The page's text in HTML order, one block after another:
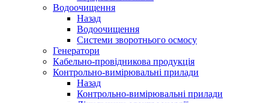
Водоочищення
Назад
Водоочищення
Системи зворотнього осмосу
Генератори
Кабельно-провідникова продукція
Контрольно-вимірювальні прилади
Назад
Контрольно-вимірювальні прилади